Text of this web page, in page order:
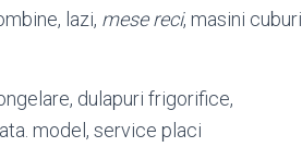
lazi, mese reci, masini cuburi
dulapuri frigorifice,
model, service placi